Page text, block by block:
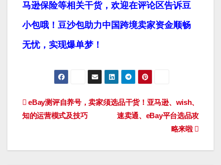
马逊保险等相关干货，欢迎在评论区告诉豆
小包哦！豆沙包助力中国跨境卖家资金顺畅
无忧，实现爆单梦！
文
章
导
选品干货！亚马逊、wish、
速卖通、eBay平台选品攻
略来啦
eBay测评自养号，卖家须
知的运营模式及技巧